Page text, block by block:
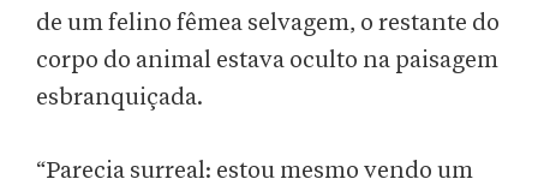
de um felino fêmea selvagem, o restante do
corpo do animal estava oculto na paisagem
esbranquiçada.
“Parecia surreal: estou mesmo vendo um